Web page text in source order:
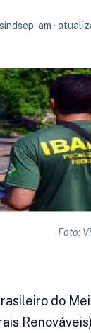
am ·
Foto:
do